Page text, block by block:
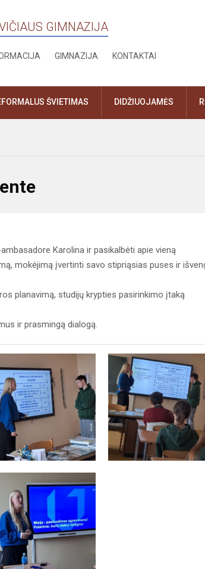
GIMNAZIJA
GIMNAZIJA KONTAKTAI
ŠVIETIMAS DIDŽIUOJAMĖS
Karolina ir pasikalbėti apie vieną
mokėjimą įvertinti savo stipriąsias puses ir
planavimą, studijų krypties pasirinkimo įtaką
ir prasmingą dialogą.